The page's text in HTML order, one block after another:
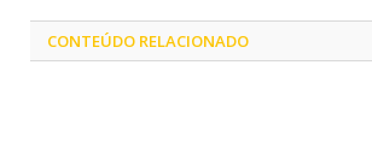
CONTEÚDO RELACIONADO